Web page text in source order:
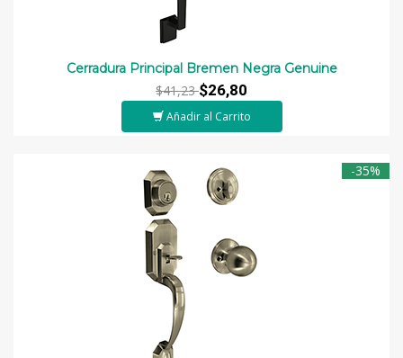
Cerradura Principal Bremen Negra Genuine
$41,23$26,80
Añadir al Carrito
-35%